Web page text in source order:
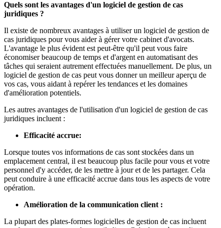
Quels sont les avantages d'un logiciel de gestion de cas
juridiques ?
Il existe de nombreux avantages à utiliser un logiciel de gestion de
cas juridiques pour vous aider à gérer votre cabinet d'avocats.
L'avantage le plus évident est peut-être qu'il peut vous faire
économiser beaucoup de temps et d'argent en automatisant des
tâches qui seraient autrement effectuées manuellement. De plus, un
logiciel de gestion de cas peut vous donner un meilleur aperçu de
vos cas, vous aidant à repérer les tendances et les domaines
d'amélioration potentiels.
Les autres avantages de l'utilisation d'un logiciel de gestion de cas
juridiques incluent :
Efficacité accrue:
Lorsque toutes vos informations de cas sont stockées dans un
emplacement central, il est beaucoup plus facile pour vous et votre
personnel d'y accéder, de les mettre à jour et de les partager. Cela
peut conduire à une efficacité accrue dans tous les aspects de votre
opération.
Amélioration de la communication client :
La plupart des plates-formes logicielles de gestion de cas incluent